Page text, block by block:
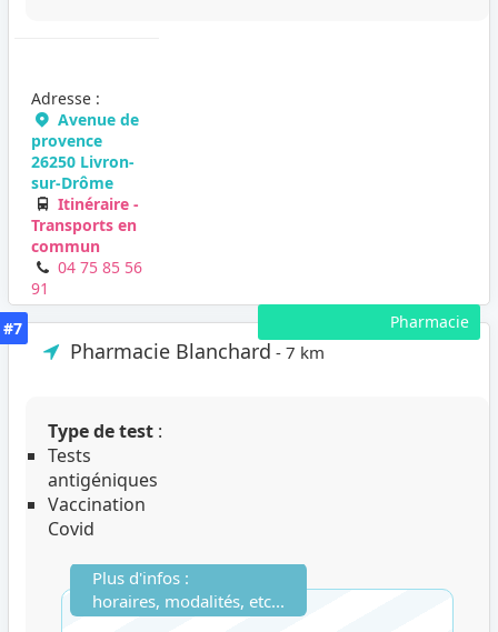
Adresse :
Avenue de
provence
26250 Livron-
sur-Drôme
Itinéraire -
Transports en
commun
04 75 85 56
91
Pharmacie
#7
Pharmacie Blanchard - 7 km
Type de test :
Tests
antigéniques
Vaccination
Covid
Plus d'infos :
horaires, modalités, etc...